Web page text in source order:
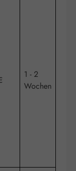
1 - 2
Wochen